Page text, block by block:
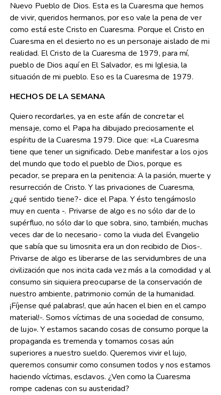
Nuevo Pueblo de Dios. Esta es la Cuaresma que hemos
de vivir, queridos hermanos, por eso vale la pena de ver
como está este Cristo en Cuaresma. Porque el Cristo en
Cuaresma en el desierto no es un personaje aislado de mi
realidad. El Cristo de la Cuaresma de 1979, para mí,
pueblo de Dios aquí en El Salvador, es mi Iglesia, la
situación de mi pueblo. Eso es la Cuaresma de 1979.
HECHOS DE LA SEMANA
Quiero recordarles, ya en este afán de concretar el
mensaje, como el Papa ha dibujado preciosamente el
espíritu de la Cuaresma 1979. Dice que: «La Cuaresma
tiene que tener un significado. Debe manifestar a los ojos
del mundo que todo el pueblo de Dios, porque es
pecador, se prepara en la penitencia: A la pasión, muerte y
resurrección de Cristo. Y las privaciones de Cuaresma,
¿qué sentido tiene?- dice el Papa. Y ésto tengámoslo
muy en cuenta -. Privarse de algo es no sólo dar de lo
supérfluo, no sólo dar lo que sobra, sino, también, muchas
veces dar de lo necesario- como la viuda del Evangelio
que sabía que su limosnita era un don recibido de Dios-.
Privarse de algo es liberarse de las servidumbres de una
civilización que nos incita cada vez más a la comodidad y al
consumo sin siquiera preocuparse de la conservación de
nuestro ambiente, patrimonio común de la humanidad.
¡Fíjense qué palabras!, que aún hacen el bien en el campo
material!-. Somos víctimas de una sociedad de consumo,
de lujo». Y estamos sacando cosas de consumo porque la
propaganda es tremenda y tomamos cosas aún
superiores a nuestro sueldo. Queremos vivir el lujo,
queremos consumir como consumen todos y nos estamos
haciendo víctimas, esclavos. ¿Ven como la Cuaresma
rompe cadenas con su austeridad?